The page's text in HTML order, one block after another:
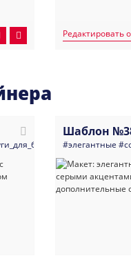
Редактировать
#дизайн
Шаблон
#элегантные